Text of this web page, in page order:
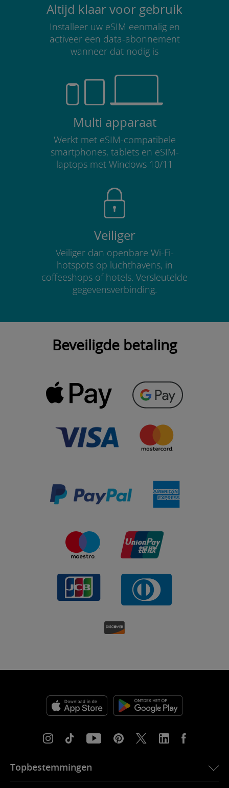
Altijd klaar voor gebruik
Installeer uw eSIM eenmalig en
activeer een data-abonnement
wanneer dat nodig is
Multi apparaat
Werkt met eSIM-compatibele
smartphones, tablets en eSIM-
laptops met Windows 10/11
Veiliger
Veiliger dan openbare Wi-Fi-
hotspots op luchthavens, in
coffeeshops of hotels. Versleutelde
gegevensverbinding.
Beveiligde betaling
Topbestemmingen